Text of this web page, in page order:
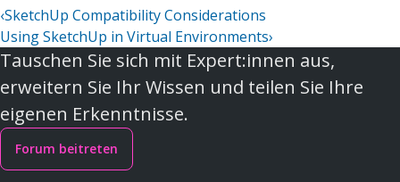
‹SketchUp Compatibility Considerations
Using SketchUp in Virtual Environments›
Tauschen Sie sich mit Expert:innen aus,
erweitern Sie Ihr Wissen und teilen Sie Ihre
eigenen Erkenntnisse.
Forum beitreten